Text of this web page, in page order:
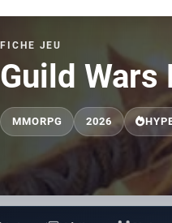
FICHE JEU
Guild Wars
MMORPG 2026